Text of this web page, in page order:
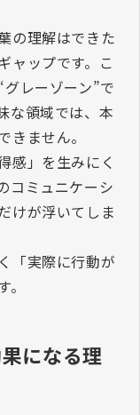
の理解はできた
ャップです。こ
レーゾーン”で
な領域では、本
ません。
感」を生みにく
コミュニケーシ
けが浮いてしま
「実際に行動が
になる理